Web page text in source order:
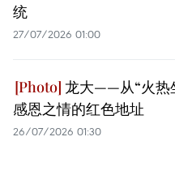
统
27/07/2026 01:00
龙大——从“火热
感恩之情的红色地址
26/07/2026 01:30